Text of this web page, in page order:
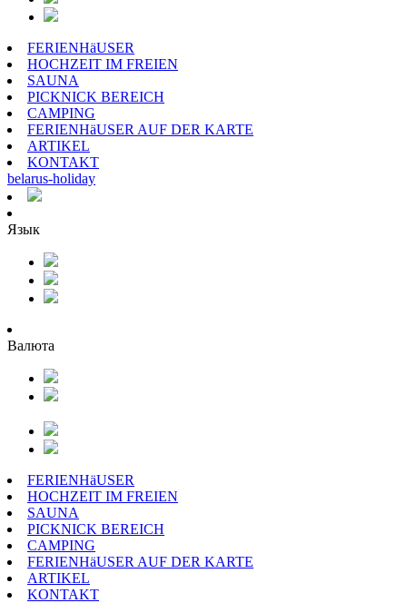
FERIENHäUSER
HOCHZEIT IM FREIEN
SAUNA
PICKNICK BEREICH
CAMPING
FERIENHäUSER AUF DER KARTE
ARTIKEL
KONTAKT
belarus-holiday
Язык
Валюта
FERIENHäUSER
HOCHZEIT IM FREIEN
SAUNA
PICKNICK BEREICH
CAMPING
FERIENHäUSER AUF DER KARTE
ARTIKEL
KONTAKT